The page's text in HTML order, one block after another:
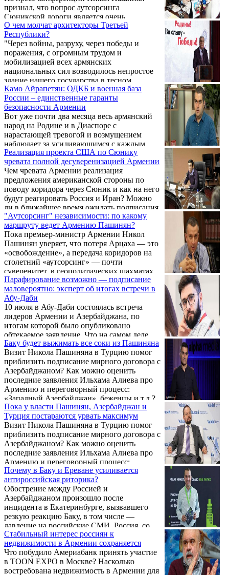
признал, что вопрос аутсорсинга
Сюникской дороги является очень
конкретной темой и уже некоторое время
находится на столе переговоров. Об этом 1
августа в интервью «5-му каналу» заявил
второй президент Армении Роберт Кочарян.
О чем молчат архитекторы Третьей
Республики?
"Через войны, разруху, через победы и
поражения, с огромным трудом и
мобилизацией всех армянских
национальных сил возводилось непростое
здание нашего государства в тесном
соединении с независимым Арцахом", -
отмечает в интервью "ГА" социолог,
академик НАН РА Геворг Погосян.
Камо Айрапетян: ОДКБ и военная база
России – единственные гаранты
безопасности Армении
Вот уже почти два месяца весь армянский
народ на Родине и в Диаспоре с
нарастающей тревогой и возмущением
наблюдает за усиливающимся с каждым
днем давлением властей Армении на
Армянскую Апостольскую Церковь (ААЦ).
Премьер-министр страны Никол Пашинян
продолжает угрожать Католикосу Всех
Армян Гарегину Второму и, буквально на
днях, в очередной раз выступил с призывом
к своим сторонникам «освободить
Патриаршие покои» от Главы ААЦ. Чтобы
лучше понять текущую ситуацию в
Армении, мы вновь обратились с ...
Реализация проекта США по Сюнику
чревата полной десуверенизацией Армении
Чем чревата Армении реализация
предложения американской стороны по
поводу коридора через Сюник и как на него
будут реагировать Россия и Иран? Можно
ли в ближайшее время ожидать подписания
мирного договора между Ереваном и Баку?
Как можно оценить последние заявления
Ильхама Алиева про Армению и
переговорный процесс: «Западный
Азербайджан», беженцы и т.д.? В Баку нет
опасений, что своей нынешней политикой
создают проблемы столь удобному им
Пашиняну для переизбрания? Насколько
далеко может зайти кризис ...
"Аутсорсинг" независимости: по какому
маршруту ведет Армению Пашинян?
Пока премьер-министр Армении Никол
Пашинян уверяет, что потеря Арцаха — это
«освобождение», а передача коридоров на
столетний «аутсорсинг» — почти
суверенитет, в геополитических шахматах
вокруг страны разыгрываются куда более
жёсткие партии. Кто на самом деле хочет
управлять Сюником, зачем Вашингтон
«заботится» о разблокировке, и почему
разговоры о выходе из ОДКБ больше
похожи на политическое шоу — на эти и
другие вопросы ИАЦ VERELQ ответил
управляющий партнёр агентства Eurasia
Daily (Россия) Виген ...
Парафирование возможно — подписание
маловероятно: эксперт об итогах встречи в
Абу-Даби
10 июля в Абу-Даби состоялась встреча
лидеров Армении и Азербайджана, по
итогам которой было опубликовано
обтекаемое заявление. Что на самом деле
обсуждали стороны, возможно ли
подписание мирного договора до
парламентских выборов Армении 2026 года
и какова роль внешних игроков — в
интервью VERELQ рассказывает
политолог, старший научный сотрудник
APRI Armenia Бениамин Погосян.
Баку будет выжимать все соки из Пашиняна
Визит Никола Пашиняна в Турцию помог
приблизить подписание мирного договора с
Азербайджаном? Как можно оценить
последние заявления Ильхама Алиева про
Армению и переговорный процесс:
«Западный Азербайджан», беженцы и т.д.?
В Баку нет опасений, что своей нынешней
политикой создают проблемы столь
удобному им Пашиняну для переизбрания?
Насколько далеко может зайти кризис в
отношениях Баку и Москвы и есть ли связь
между ним и кризисом в армяно-
российских отношениях? На эти и другие
вопросы ИАЦ VERELQ ...
Пока у власти Пашинян, Азербайджан и
Турция постараются урвать максимум
Визит Никола Пашиняна в Турцию помог
приблизить подписание мирного договора с
Азербайджаном? Как можно оценить
последние заявления Ильхама Алиева про
Армению и переговорный процесс:
«Западный Азербайджан», беженцы и т.д.?
В Баку нет опасений, что своей нынешней
политикой создают проблемы столь
удобному им Пашиняну для переизбрания?
Насколько далеко может зайти кризис в
отношениях Баку и Москвы и есть ли связь
между ним и кризисом в армяно-
российских отношениях? На эти и другие
вопросы ИАЦ VERELQ ...
Почему в Баку и Ереване усиливается
антироссийская риторика?
Обострение между Россией и
Азербайджаном произошло после
инцидента в Екатеринбурге, вызвавшего
резкую реакцию Баку, в том числе —
давление на российские СМИ. Россия, со
своей стороны, подчеркнула необходимость
сдержанности. В армянском направлении
сохраняется напряжённость на фоне
внутриполитического кризиса, но Москва
демонстрирует сдержанную позицию,
Стабильный интерес россиян к
недвижимости в Армении сохраняется
Что побудило Америабанк принять участие
в TOON EXPO в Москве? Насколько
востребована недвижимость в Армении для